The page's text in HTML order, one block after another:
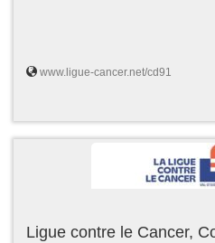
www.ligue-cancer.net/cd91
Ligue contre le Cancer,